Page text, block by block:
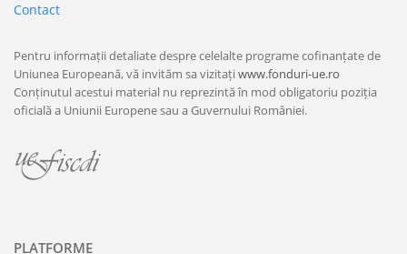
Contact
Pentru informații detaliate despre celelalte programe cofinanțate de
Uniunea Europeană, vă invităm sa vizitațiwww.fonduri-ue.ro
Conținutul acestui material nu reprezintă în mod obligatoriu poziția
oficială a Uniunii Europene sau a Guvernului României.
PLATFORME